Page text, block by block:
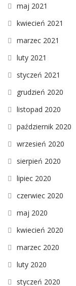
maj 2021
kwiecień 2021
marzec 2021
luty 2021
styczeń 2021
grudzień 2020
listopad 2020
październik 2020
wrzesień 2020
sierpień 2020
lipiec 2020
czerwiec 2020
maj 2020
kwiecień 2020
marzec 2020
luty 2020
styczeń 2020